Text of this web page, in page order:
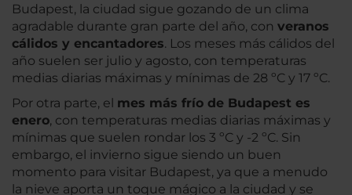
Budapest, la ciudad sigue gozando de un clima
agradable durante gran parte del año, con veranos
cálidos y encantadores. Los meses más cálidos del
año suelen ser julio y agosto, con temperaturas
medias diarias máximas y mínimas de 28 ºC y 17 ºC.
Por otra parte, el mes más frío de Budapest es
enero, con temperaturas medias diarias máximas y
mínimas que suelen rondar los 3 ºC y -2 ºC. Sin
embargo, el invierno sigue siendo un buen
momento para visitar Budapest, ya que a menudo
la nieve aporta un toque mágico a la ciudad y se